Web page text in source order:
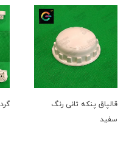
قالپاق پنکه ثانی رنگ
سفید